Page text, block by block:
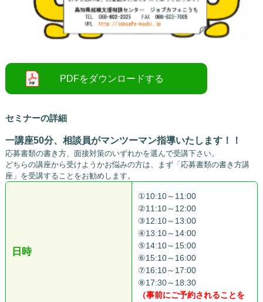
セミナーの詳細
一講座50分、相談員がマンツーマン指導いたします！！
応募書類の書き方、面接対策のいずれかを選んで受講下さい。
どちらの講座から受けようかお悩みの方は、まず「応募書類の書き方講
座」を受講することをお勧めします。
日時
①10:10～11:00
②11:10～12:00
③12:10～13:00
④13:10～14:00
⑤14:10～15:00
⑥15:10～16:00
⑦16:10～17:00
⑧17:30～18:30
（事前にご予約されることを